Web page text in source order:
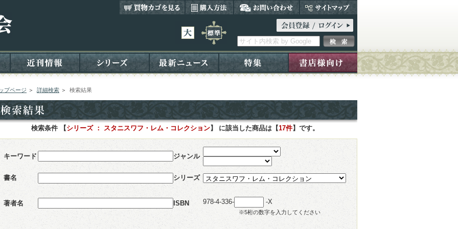
プページ ＞ 詳細検索 ＞ 検索結果
検索条件 【シリーズ ： スタニスワフ・レム・コレクション】 に該当した商品は【17件】です。
キーワード ジャンル
書名 シリーズ
著者名 ISBN 978-4-336- -X
※5桁の数字を入力してください